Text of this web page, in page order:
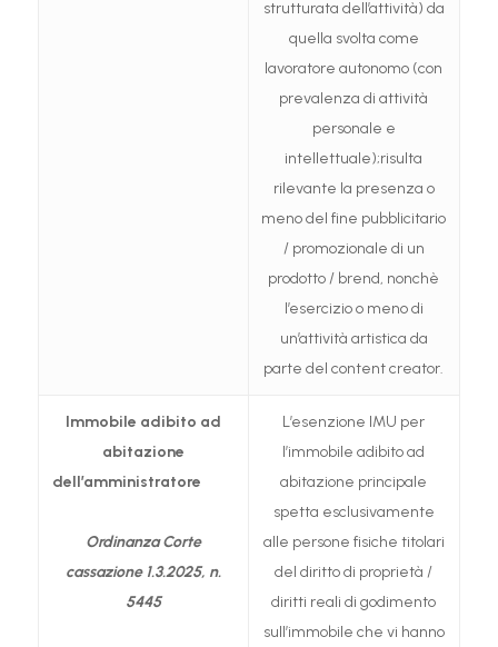
strutturata dell’attività) da
quella svolta come
lavoratore autonomo (con
prevalenza di attività
personale e
intellettuale);risulta
rilevante la presenza o
meno del fine pubblicitario
/ promozionale di un
prodotto / brend, nonchè
l’esercizio o meno di
un’attività artistica da
parte del content creator.
Immobile adibito ad
abitazione
dell’amministratore
Ordinanza Corte
cassazione 1.3.2025, n.
5445
L’esenzione IMU per
l’immobile adibito ad
abitazione principale
spetta esclusivamente
alle persone fisiche titolari
del diritto di proprietà /
diritti reali di godimento
sull’immobile che vi hanno